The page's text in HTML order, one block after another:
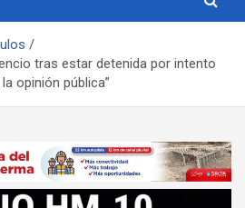
tras estar detenida por intento
opinión pública”